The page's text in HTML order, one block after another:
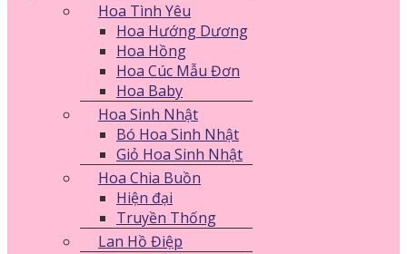
Hoa Tình Yêu
Hoa Hướng Dương
Hoa Hồng
Hoa Cúc Mẫu Đơn
Hoa Baby
Hoa Sinh Nhật
Bó Hoa Sinh Nhật
Giỏ Hoa Sinh Nhật
Hoa Chia Buồn
Hiện đại
Truyền Thống
Lan Hồ Điệp